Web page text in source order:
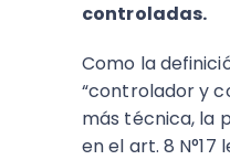
controladas.
Como la
“controlador y
más técnica, la
en el art. 8